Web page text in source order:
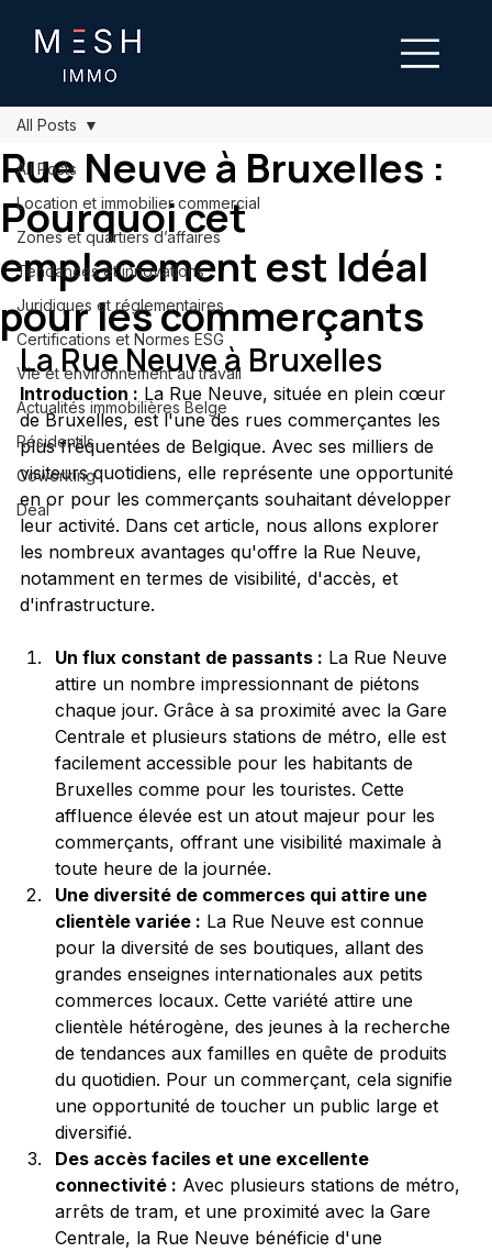
All Posts
Location et immobilier commercial
Zones et quartiers d’affaires
Tendances et innovations
Juridiques et réglementaires
Certifications et Normes ESG
Vie et environnement au travail
Actualités immobilières Belge
Résidentils
Coworking
Deal
All Posts
Rue Neuve à Bruxelles :
Pourquoi cet
emplacement est Idéal
pour les commerçants
La Rue Neuve à Bruxelles
Introduction : La Rue Neuve, située en plein cœur
de Bruxelles, est l'une des rues commerçantes les
plus fréquentées de Belgique. Avec ses milliers de
visiteurs quotidiens, elle représente une opportunité
en or pour les commerçants souhaitant développer
leur activité. Dans cet article, nous allons explorer
les nombreux avantages qu'offre la Rue Neuve,
notamment en termes de visibilité, d'accès, et
d'infrastructure.
Un flux constant de passants : La Rue Neuve
attire un nombre impressionnant de piétons
chaque jour. Grâce à sa proximité avec la Gare
Centrale et plusieurs stations de métro, elle est
facilement accessible pour les habitants de
Bruxelles comme pour les touristes. Cette
affluence élevée est un atout majeur pour les
commerçants, offrant une visibilité maximale à
toute heure de la journée.
Une diversité de commerces qui attire une
clientèle variée : La Rue Neuve est connue
pour la diversité de ses boutiques, allant des
grandes enseignes internationales aux petits
commerces locaux. Cette variété attire une
clientèle hétérogène, des jeunes à la recherche
de tendances aux familles en quête de produits
du quotidien. Pour un commerçant, cela signifie
une opportunité de toucher un public large et
diversifié.
Des accès faciles et une excellente
connectivité : Avec plusieurs stations de métro,
arrêts de tram, et une proximité avec la Gare
Centrale, la Rue Neuve bénéficie d'une